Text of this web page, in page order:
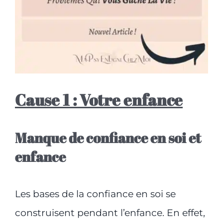
Cause 1 : Votre enfance
Manque de confiance en soi et
enfance
Les bases de la confiance en soi se
construisent pendant l’enfance. En effet,